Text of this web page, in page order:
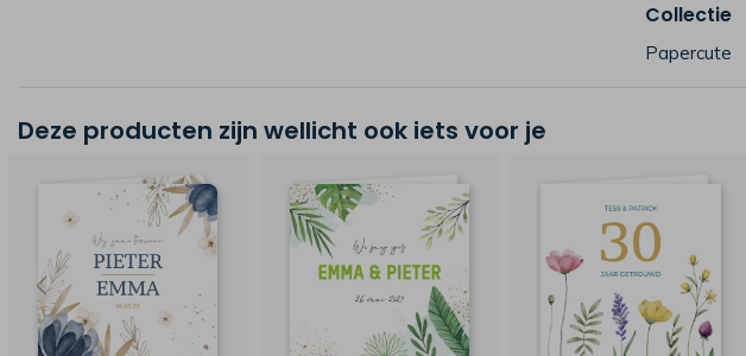
Collectie
Papercute
Deze producten zijn wellicht ook iets voor je